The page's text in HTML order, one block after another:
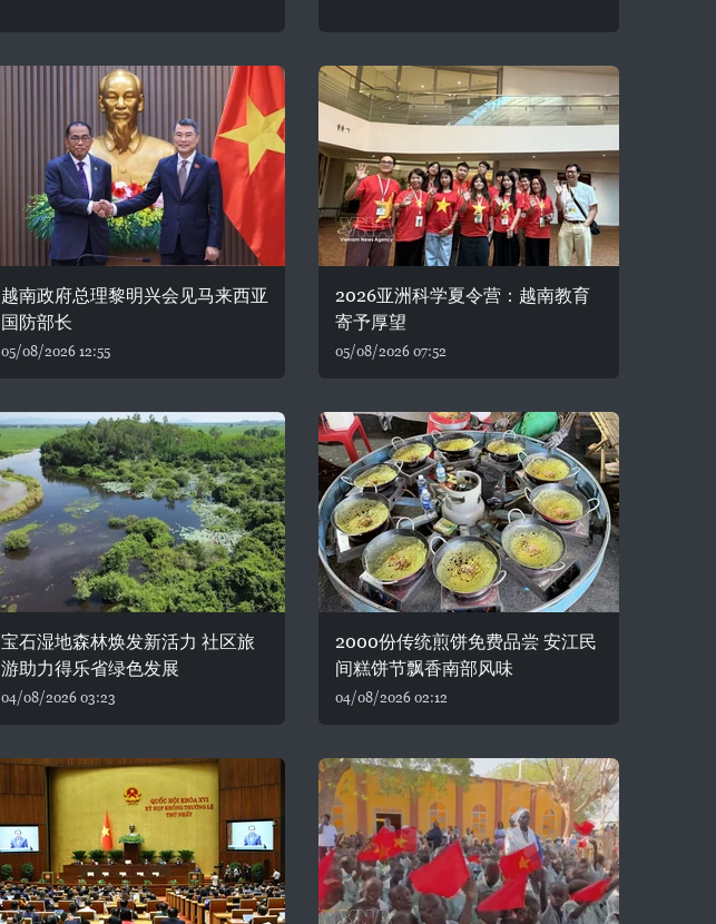
越南政府总理黎明兴会见马来西亚
国防部长
05/08/2026 12:55
2026亚洲科学夏令营：越南教育
寄予厚望
05/08/2026 07:52
宝石湿地森林焕发新活力 社区旅
游助力得乐省绿色发展
04/08/2026 03:23
2000份传统煎饼免费品尝 安江民
间糕饼节飘香南部风味
04/08/2026 02:12